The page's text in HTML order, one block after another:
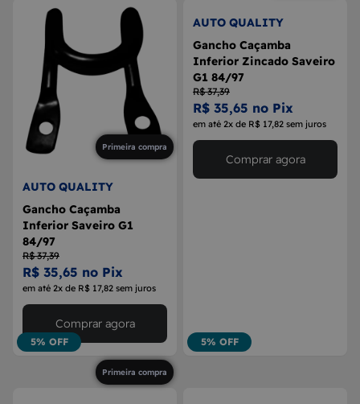
10
MÁQUINA DE VIDRO
Primeira compra
AUTO QUALITY
Gancho Caçamba
Inferior Saveiro G1
84/97
R$ 37,39
R$ 35,65 no Pix
em até 2x de R$ 17,82 sem juros
5% OFF
Comprar agora
AUTO QUALITY
Gancho Caçamba
Inferior Zincado Saveiro
G1 84/97
R$ 37,39
R$ 35,65 no Pix
em até 2x de R$ 17,82 sem juros
5% OFF
Comprar agora
Primeira compra